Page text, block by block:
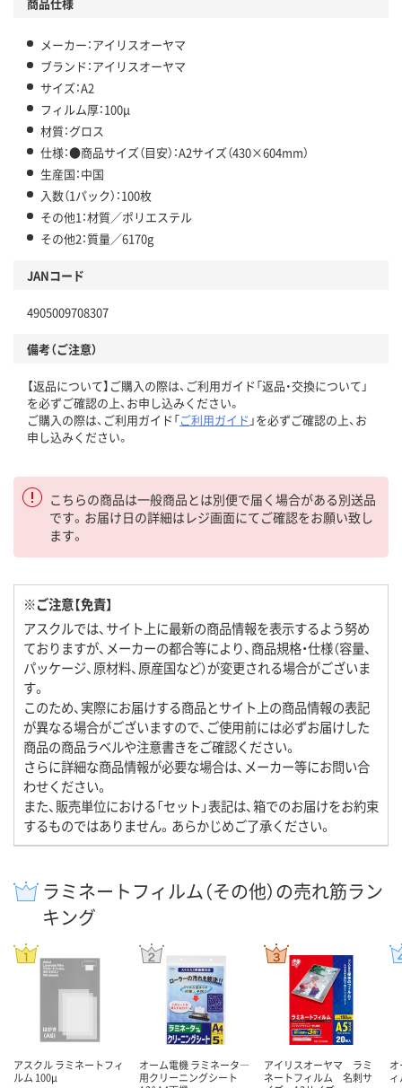
メーカー：アイリスオーヤマ
ブランド：アイリスオーヤマ
サイズ：A2
フィルム厚：100μ
材質：グロス
仕様：●商品サイズ（目安）：A2サイズ（430×604mm）
生産国：中国
入数（1パック）：100枚
その他1：材質／ポリエステル
その他2：質量／6170g
JANコード
4905009708307
備考（ご注意）
【返品について】ご購入の際は、ご利用ガイド「返品・交換について」
を必ずご確認の上、お申し込みください。
ご購入の際は、ご利用ガイド「ご利用ガイド 」を必ずご確認の上、お
申し込みください。
こちらの商品は一般商品とは別便で届く場合がある別送品
です。お届け日の詳細はレジ画面にてご確認をお願い致し
ます。
※ご注意【免責】
アスクルでは、サイト上に最新の商品情報を表示するよう努め
ておりますが、メーカーの都合等により、商品規格・仕様（容量、
パッケージ、原材料、原産国など）が変更される場合がございま
す。
このため、実際にお届けする商品とサイト上の商品情報の表記
が異なる場合がございますので、ご使用前には必ずお届けした
商品の商品ラベルや注意書きをご確認ください。
さらに詳細な商品情報が必要な場合は、メーカー等にお問い合
わせください。
また、販売単位における「セット」表記は、箱でのお届けをお約束
するものではありません。あらかじめご了承ください。
ラミネートフィルム（その他）の売れ筋ラン
キング
アスクル ラミネートフィ
ルム 100μ
オーム電機 ラミネータ―
用クリーニングシート
アイリスオーヤマ ラミ
ネートフィルム 名刺サ